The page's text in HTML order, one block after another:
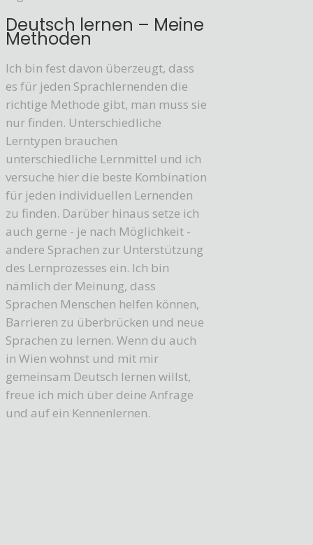
Deutsch lernen – Meine
Methoden
Ich bin fest davon überzeugt, dass
es für jeden Sprachlernenden die
richtige Methode gibt, man muss sie
nur finden. Unterschiedliche
Lerntypen brauchen
unterschiedliche Lernmittel und ich
versuche hier die beste Kombination
für jeden individuellen Lernenden
zu finden. Darüber hinaus setze ich
auch gerne - je nach Möglichkeit -
andere Sprachen zur Unterstützung
des Lernprozesses ein. Ich bin
nämlich der Meinung, dass
Sprachen Menschen helfen können,
Barrieren zu überbrücken und neue
Sprachen zu lernen. Wenn du auch
in Wien wohnst und mit mir
gemeinsam Deutsch lernen willst,
freue ich mich über deine Anfrage
und auf ein Kennenlernen.